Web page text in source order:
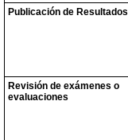
Publicación de Resultados
Revisión de exámenes o
evaluaciones